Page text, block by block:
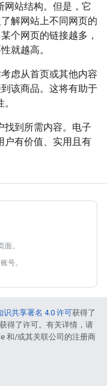
网站结构。但是，它
解网站上不同网页的
个网页的链接越多，
就越高。
虑从首页或其他内容
该商品。这将有助于
找到所需内容。电子
户有价值、实用且有
面。
号。
识共享署名 4.0 许可获得了
获得了许可。有关详情，请
和/或其关联公司的注册商